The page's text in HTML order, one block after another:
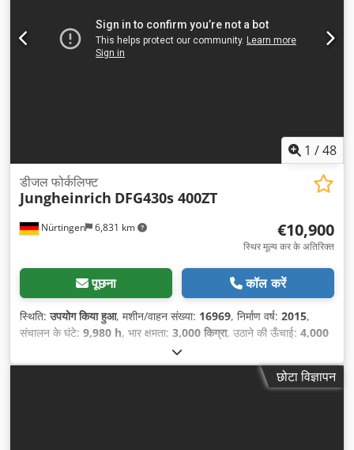
1 /48
Nürtingen 6,831 km
डीजल फोर्कलिफ्ट
Jungheinrich DFG430s 400ZT
€10,900
स्थिर मूल्य कर के अतिरिक्त
पूछना कॉल करें
स्थिति:उपयोग किया हुआ, मशीन/वाहन संख्या: 16969, निर्माण वर्ष: 2015,
संचालन के घंटे: 9,980 h, भार क्षमता: 3,000 किग्रा, उठाने की ऊँचाई: 4,000
, ईंधन का प्रकार:
निर्माण ऊँचाई:2,610 मिमी, फोर्क की लंबाई:1,200 मिमी, सामने के टायर का
6.50-10 (25 -
छोटा विज्ञापन